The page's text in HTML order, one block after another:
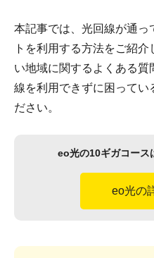
本記事では、光回線が通っ
トを利用する方法をご紹
い地域に関するよくある質
線を利用できずに困ってい
ださい。
eo光の10ギガコース
eo光の